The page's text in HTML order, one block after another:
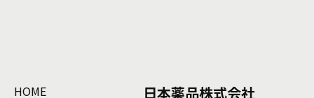
HOME 日本薬品株式会社